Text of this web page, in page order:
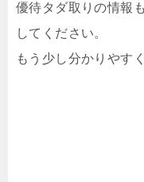
優待タダ取りの情報
してください。
もう少し分かりやす